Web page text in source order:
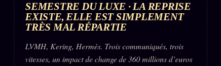
SEMESTRE DU LUXE · LA REPRISE
EXISTE, ELLE EST SIMPLEMENT
TRÈS MAL RÉPARTIE
LVMH, Kering, Hermès. Trois communiqués, trois
vitesses, un impact de change de 360 millions d’euros